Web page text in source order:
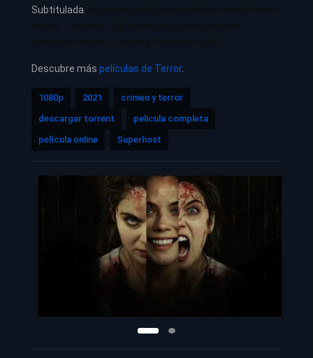
Subtitulada.
Descubre más películas de Terror.
1080p 2021
crimen y terror
descargar torrent
pelicula completa
película online
Superhost